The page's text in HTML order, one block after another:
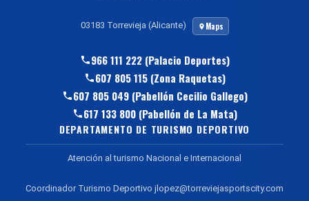
03183 Torrevieja (Alicante) Maps
966 111 222 (Palacio Deportes)
607 805 115 (Zona Raquetas)
607 805 049 (Pabellón Cecilio Gallego)
617 133 800 (Pabellón de La Mata)
DEPARTAMENTO DE TURISMO DEPORTIVO
Atención al turismo Nacional e Internacional
Coordinador Turismo Deportivo jlopez@torreviejasportscity.com